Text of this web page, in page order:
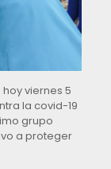
viernes 5
la covid-19
grupo
a proteger